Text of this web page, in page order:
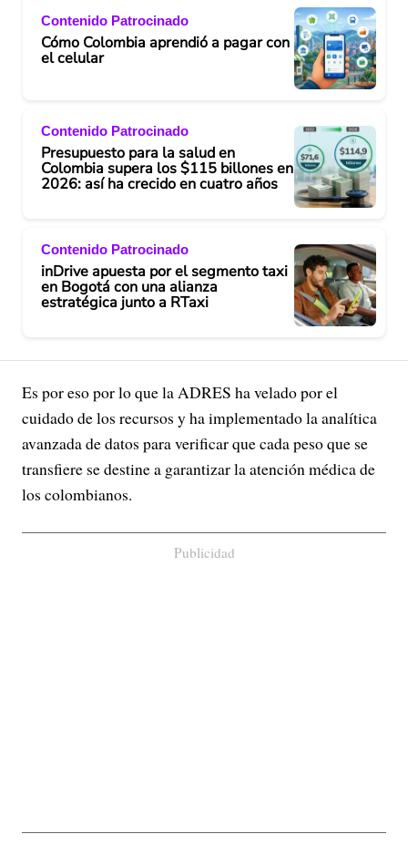
Contenido Patrocinado
Cómo Colombia aprendió a pagar con
el celular
Contenido Patrocinado
Presupuesto para la salud en
Colombia supera los $115 billones en
2026: así ha crecido en cuatro años
Contenido Patrocinado
inDrive apuesta por el segmento taxi
en Bogotá con una alianza
estratégica junto a RTaxi
Es por eso por lo que la ADRES ha velado por el
cuidado de los recursos y ha implementado la analítica
avanzada de datos para verificar que cada peso que se
transfiere se destine a garantizar la atención médica de
los colombianos.
Publicidad